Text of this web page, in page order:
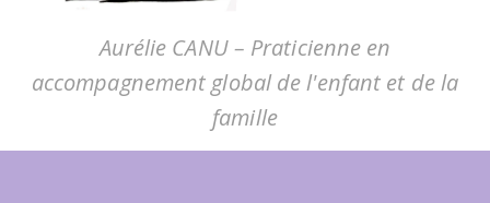
Aurélie CANU – Praticienne en
accompagnement global de l'enfant et de la
famille